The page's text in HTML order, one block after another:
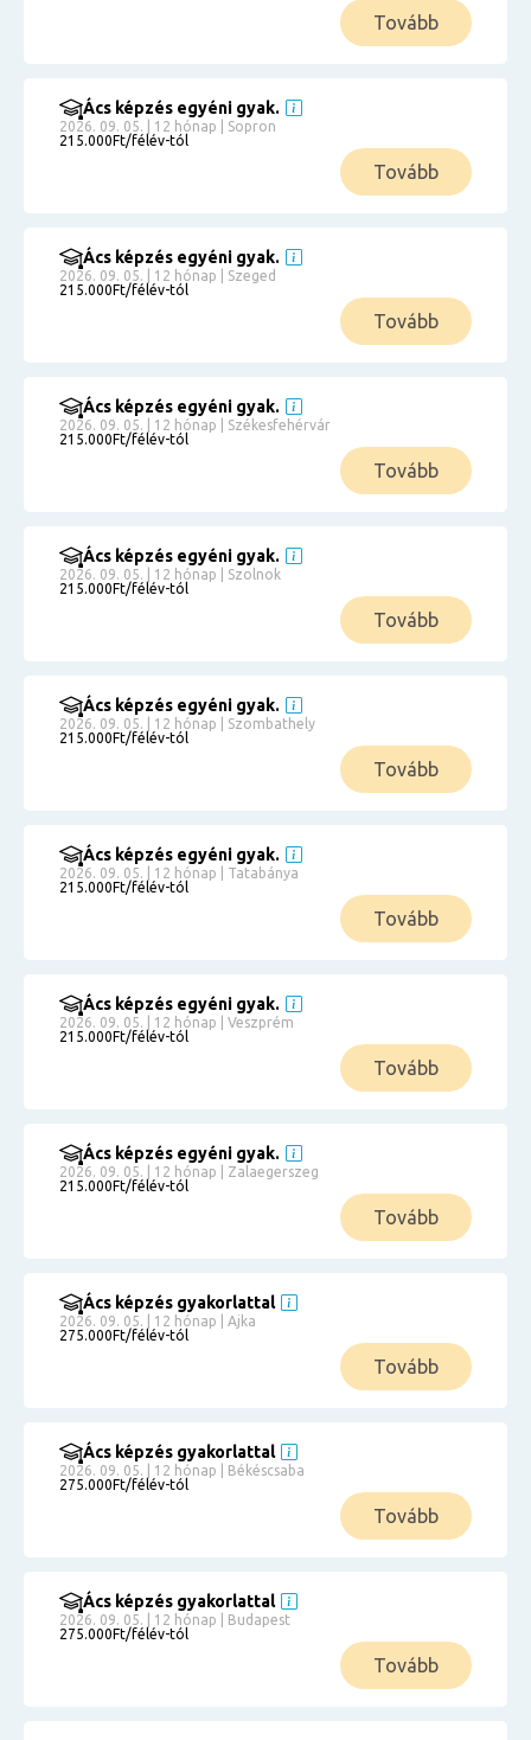
Tovább
Ács képzés egyéni gyak.
2026. 09. 05. | 12 hónap | Sopron
215.000Ft/félév-tól
Tovább
Ács képzés egyéni gyak.
2026. 09. 05. | 12 hónap | Szeged
215.000Ft/félév-tól
Tovább
Ács képzés egyéni gyak.
2026. 09. 05. | 12 hónap | Székesfehérvár
215.000Ft/félév-tól
Tovább
Ács képzés egyéni gyak.
2026. 09. 05. | 12 hónap | Szolnok
215.000Ft/félév-tól
Tovább
Ács képzés egyéni gyak.
2026. 09. 05. | 12 hónap | Szombathely
215.000Ft/félév-tól
Tovább
Ács képzés egyéni gyak.
2026. 09. 05. | 12 hónap | Tatabánya
215.000Ft/félév-tól
Tovább
Ács képzés egyéni gyak.
2026. 09. 05. | 12 hónap | Veszprém
215.000Ft/félév-tól
Tovább
Ács képzés egyéni gyak.
2026. 09. 05. | 12 hónap | Zalaegerszeg
215.000Ft/félév-tól
Tovább
Ács képzés gyakorlattal
2026. 09. 05. | 12 hónap | Ajka
275.000Ft/félév-tól
Tovább
Ács képzés gyakorlattal
2026. 09. 05. | 12 hónap | Békéscsaba
275.000Ft/félév-tól
Tovább
Ács képzés gyakorlattal
2026. 09. 05. | 12 hónap | Budapest
275.000Ft/félév-tól
Tovább